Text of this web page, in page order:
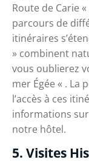
Route de Carie
parcours de
itinéraires
» combinent
vous oublierez
mer Égée « . La
l’accès à ces
informations
notre hôtel.
5. Visites